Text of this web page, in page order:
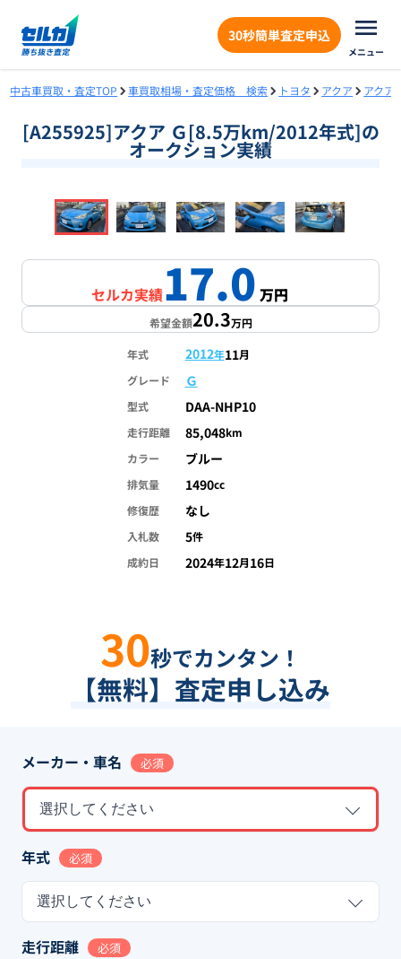
30秒簡単査定申込
メニュー
中古車買取・査定TOP 車買取相場・査定価格 検索 トヨタ アクア アクア
[A255925]アクア Ｇ[8.5万km/2012年式]の
オークション実績
1/18
セルカ実績17.0万円
希望金額20.3万円
年式 2012年11月
グレード
Ｇ
型式 DAA-NHP10
走行距離 85,048km
カラー
ブルー
排気量 1490cc
修復歴
なし
入札数 5件
成約日
2024年12月16日
30秒でカンタン！
【無料】査定申し込み
メーカー・車名 必須
選択してください
年式 必須
選択してください
走行距離 必須